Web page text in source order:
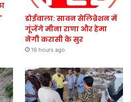
डोईवाला: सावन सेलिब्रेशन में
गूंजेंगे मीना राणा और हेमा
नेगी करासी के सुर
16 hours ago